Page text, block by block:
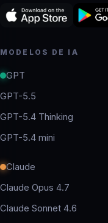
MODELOS DE IA
GPT
GPT-5.5
GPT-5.4 Thinking
GPT-5.4 mini
Claude
Claude Opus 4.7
Claude Sonnet 4.6